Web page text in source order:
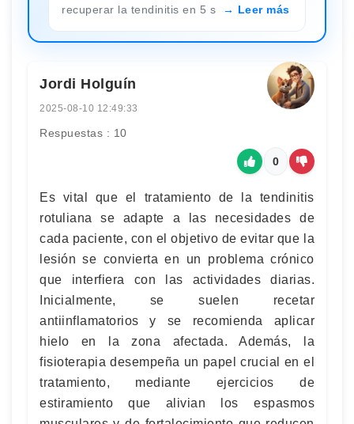
recuperar la tendinitis en 5 s
Leer más
Jordi Holguín
2025-08-10 12:49:33
Respuestas : 10
0
Es vital que el tratamiento de la tendinitis
rotuliana se adapte a las necesidades de
cada paciente, con el objetivo de evitar que la
lesión se convierta en un problema crónico
que interfiera con las actividades diarias.
Inicialmente, se suelen recetar
antiinflamatorios y se recomienda aplicar
hielo en la zona afectada. Además, la
fisioterapia desempeña un papel crucial en el
tratamiento, mediante ejercicios de
estiramiento que alivian los espasmos